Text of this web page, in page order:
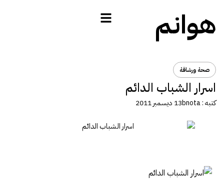
هوانم
صحة ورشاقة
اسرار الشباب الدائم
كتبه :bnota13 ديسمبر 2011